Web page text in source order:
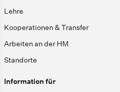
Lehre
Kooperationen & Transfer
Arbeiten an der HM
Standorte
Information für